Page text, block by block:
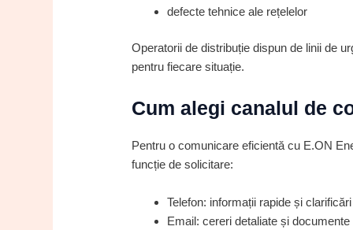
defecte tehnice ale rețelelor
Operatorii de distribuție dispun de linii de
pentru fiecare situație.
Cum alegi canalul de
Pentru o comunicare eficientă cu E.ON
funcție de solicitare:
Telefon: informații rapide și
Email: cereri detaliate și documente